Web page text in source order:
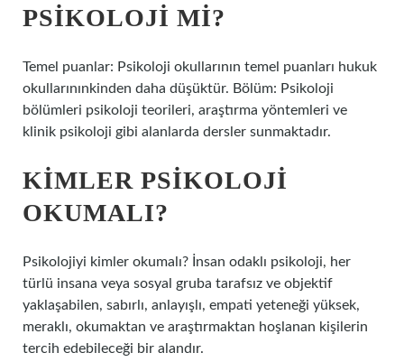
PSIKOLOJI MI?
Temel puanlar: Psikoloji okullarının temel puanları hukuk
okullarınınkinden daha düşüktür. Bölüm: Psikoloji
bölümleri psikoloji teorileri, araştırma yöntemleri ve
klinik psikoloji gibi alanlarda dersler sunmaktadır.
KIMLER PSIKOLOJI
OKUMALI?
Psikolojiyi kimler okumalı? İnsan odaklı psikoloji, her
türlü insana veya sosyal gruba tarafsız ve objektif
yaklaşabilen, sabırlı, anlayışlı, empati yeteneği yüksek,
meraklı, okumaktan ve araştırmaktan hoşlanan kişilerin
tercih edebileceği bir alandır.